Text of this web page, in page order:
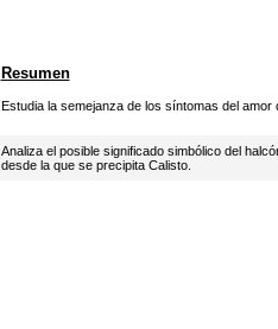
Resumen
Estudia la semejanza de los síntomas del amor
Analiza el posible significado simbólico del
desde la que se precipita Calisto.